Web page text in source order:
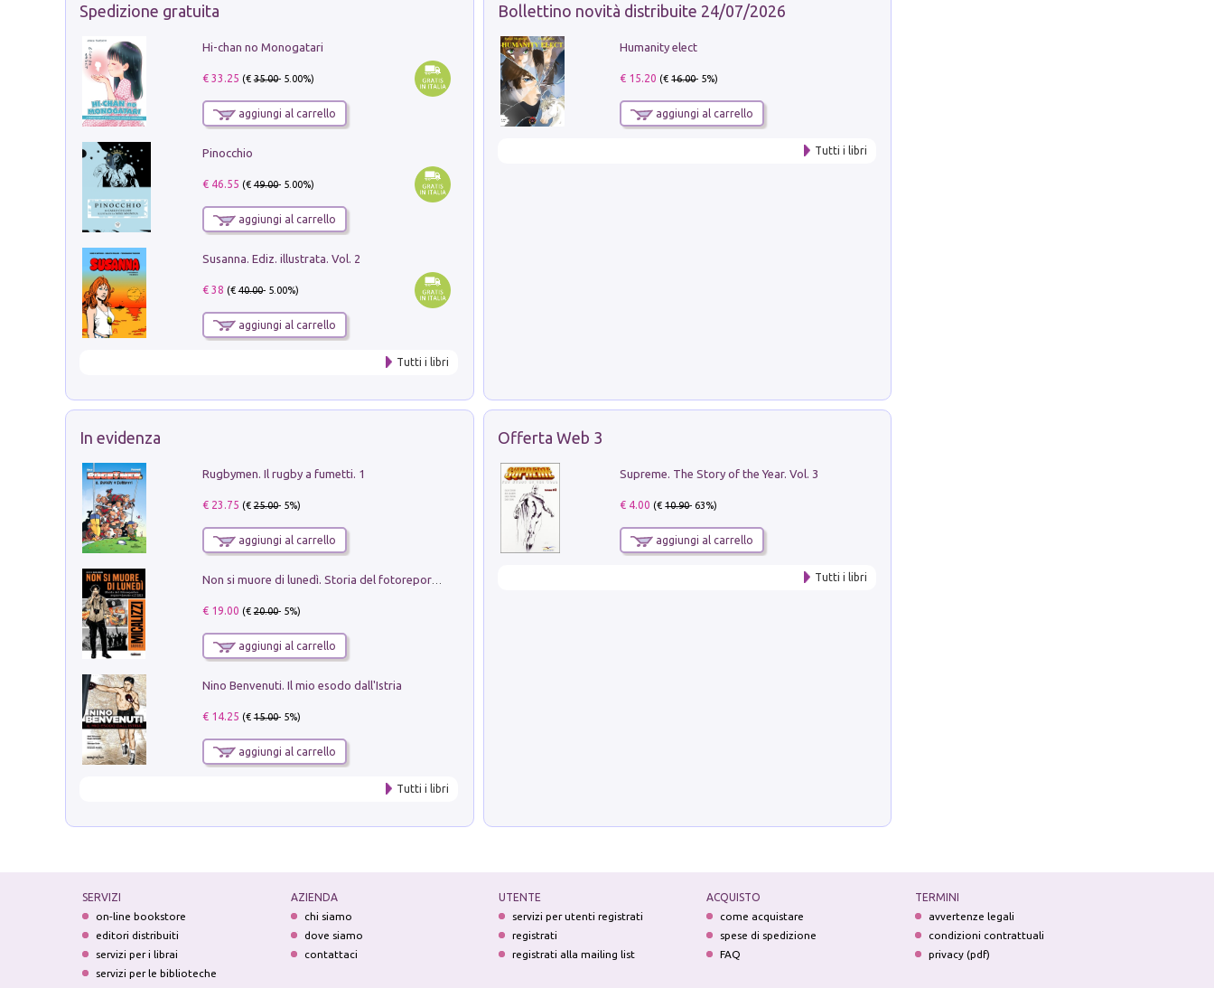
Spedizione gratuita
Hi-chan no Monogatari
€ 33.25 (€35.00- 5.00%)
aggiungi al carrello
Pinocchio
€ 46.55 (€49.00- 5.00%)
aggiungi al carrello
Susanna. Ediz. illustrata. Vol. 2
€ 38 (€40.00- 5.00%)
aggiungi al carrello
Tutti i libri
Bollettino novità distribuite 24/07/2026
Humanity elect
€ 15.20 (€16.00- 5%)
aggiungi al carrello
Tutti i libri
In evidenza
Rugbymen. Il rugby a fumetti. 1
€ 23.75 (€25.00- 5%)
aggiungi al carrello
Non si muore di lunedì. Storia del fotoreporter sopravvissuto all'ISIS
€ 19.00 (€20.00- 5%)
aggiungi al carrello
Nino Benvenuti. Il mio esodo dall'Istria
€ 14.25 (€15.00- 5%)
aggiungi al carrello
Tutti i libri
Offerta Web 3
Supreme. The Story of the Year. Vol. 3
€ 4.00 (€10.90- 63%)
aggiungi al carrello
Tutti i libri
SERVIZI
on-line bookstore
editori distribuiti
servizi per i librai
servizi per le biblioteche
AZIENDA
chi siamo
dove siamo
contattaci
UTENTE
servizi per utenti registrati
registrati
registrati alla mailing list
ACQUISTO
come acquistare
spese di spedizione
FAQ
TERMINI
avvertenze legali
condizioni contrattuali
privacy (pdf)